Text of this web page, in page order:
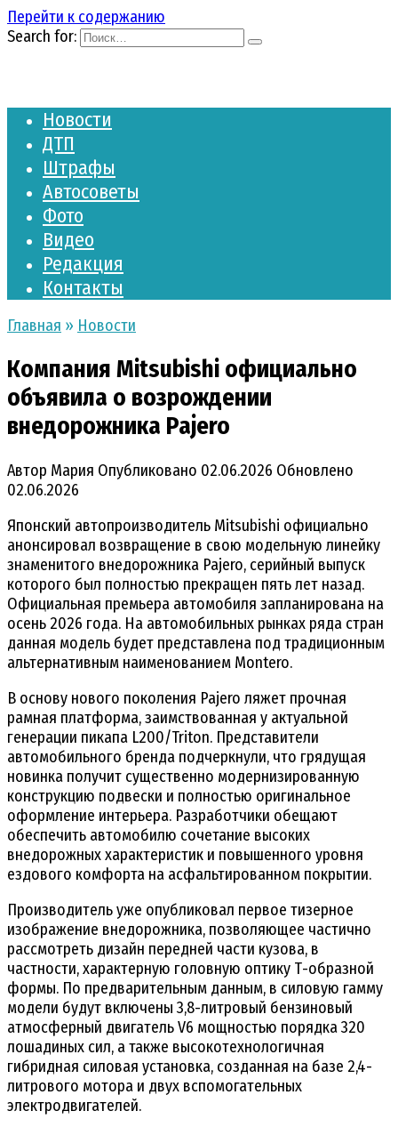
Перейти к содержанию
Search for:
Новости
ДТП
Штрафы
Автосоветы
Фото
Видео
Редакция
Контакты
Главная » Новости
Компания Mitsubishi официально
объявила о возрождении
внедорожника Pajero
Автор Мария Опубликовано 02.06.2026 Обновлено
02.06.2026
Японский автопроизводитель Mitsubishi официально
анонсировал возвращение в свою модельную линейку
знаменитого внедорожника Pajero, серийный выпуск
которого был полностью прекращен пять лет назад.
Официальная премьера автомобиля запланирована на
осень 2026 года. На автомобильных рынках ряда стран
данная модель будет представлена под традиционным
альтернативным наименованием Montero.
В основу нового поколения Pajero ляжет прочная
рамная платформа, заимствованная у актуальной
генерации пикапа L200/Triton. Представители
автомобильного бренда подчеркнули, что грядущая
новинка получит существенно модернизированную
конструкцию подвески и полностью оригинальное
оформление интерьера. Разработчики обещают
обеспечить автомобилю сочетание высоких
внедорожных характеристик и повышенного уровня
ездового комфорта на асфальтированном покрытии.
Производитель уже опубликовал первое тизерное
изображение внедорожника, позволяющее частично
рассмотреть дизайн передней части кузова, в
частности, характерную головную оптику Т-образной
формы. По предварительным данным, в силовую гамму
модели будут включены 3,8-литровый бензиновый
атмосферный двигатель V6 мощностью порядка 320
лошадиных сил, а также высокотехнологичная
гибридная силовая установка, созданная на базе 2,4-
литрового мотора и двух вспомогательных
электродвигателей.